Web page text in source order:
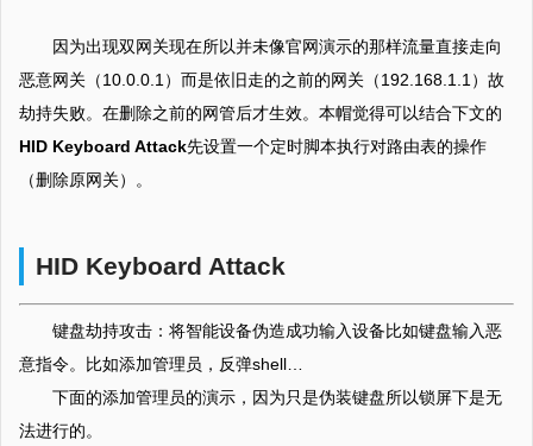
因为出现双网关现在所以并未像官网演示的那样流量直接走向
恶意网关（10.0.0.1）而是依旧走的之前的网关（192.168.1.1）故
劫持失败。在删除之前的网管后才生效。本帽觉得可以结合下文的
HID Keyboard Attack先设置一个定时脚本执行对路由表的操作
（删除原网关）。
HID Keyboard Attack
键盘劫持攻击：将智能设备伪造成功输入设备比如键盘输入恶
意指令。比如添加管理员，反弹shell…
下面的添加管理员的演示，因为只是伪装键盘所以锁屏下是无
法进行的。